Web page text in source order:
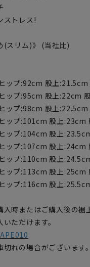
ストレス!
(スリム)》 (当社比)
ップ:92cm 股上
ップ:95cm 股上:22cm
ップ:98cm 股上
ップ:101cm 股上:23cm
ップ:104cm 股上
ップ:107cm 股上:24cm
ップ:110cm 股上
ップ:113cm 股上:25cm
ップ:116cm 股上
時またはご購入後の裾
ただけます。
れの場合がございます。